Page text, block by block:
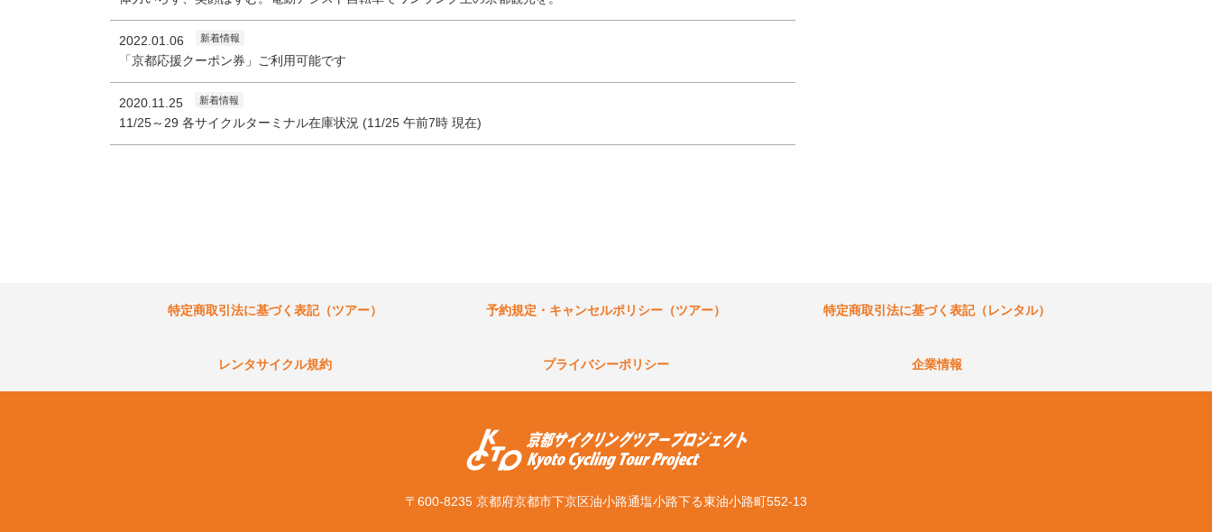
2022.01.06 新着情報
「京都応援クーポン券」ご利用可能です
2020.11.25 新着情報
11/25～29 各サイクルターミナル在庫状況 (11/25 午前7時 現在)
特定商取引法に基づく表記（ツアー） 予約規定・キャンセルポリシー（ツアー） 特定商取引法に基づく表記（レンタル）
レンタサイクル規約 プライバシーポリシー 企業情報
〒600-8235 京都府京都市下京区油小路通塩小路下る東油小路町552-13